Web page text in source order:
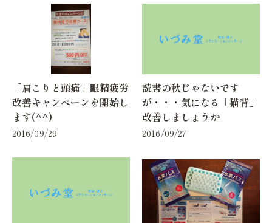
「肩こりと頭痛」眼精疲労
改善キャンペーンを開始し
ます(^^)
2016/09/29
読書の秋じゃないです
が・・・気になる「猫背」
改善しましょうか
2016/09/27